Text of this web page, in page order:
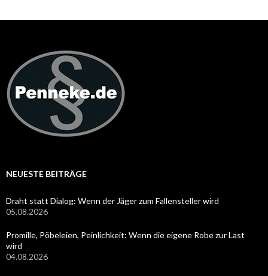
NEUESTE BEITRÄGE
Draht statt Dialog: Wenn der Jäger zum Fallensteller wird
05.08.2026
Promille, Pöbeleien, Peinlichkeit: Wenn die eigene Robe zur Last
wird
04.08.2026